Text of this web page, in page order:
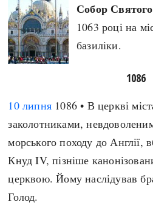
Собор
1063 році на
базиліки.
1086
10 липня 1086 • В церкві
заколотниками,
морського походу до Англії,
Кнуд IV, пізніше
церквою. Йому наслідував
Голод.